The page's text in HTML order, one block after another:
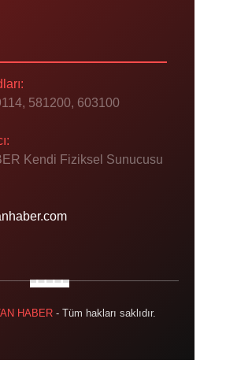
581200, 603100
Kendi Fiziksel Sunucusu
HABER- Tüm hakları saklıdır.